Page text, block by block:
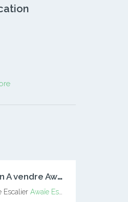
T
errain A vendre Awaïe Escalier
EscalierAwaïe Escalier